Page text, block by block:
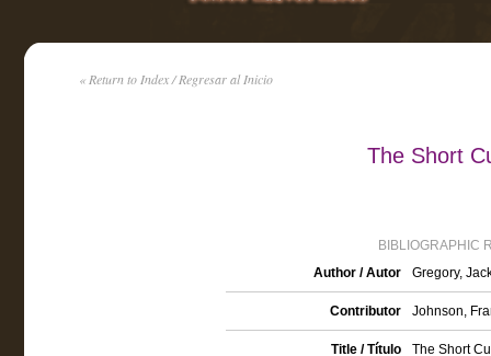
« Return to Index / Regresar al Inicio
The Short
BIBLIOGRAPHIC
Author / Autor
Gregory,
Contributor Johnson,
Title / Título The Short